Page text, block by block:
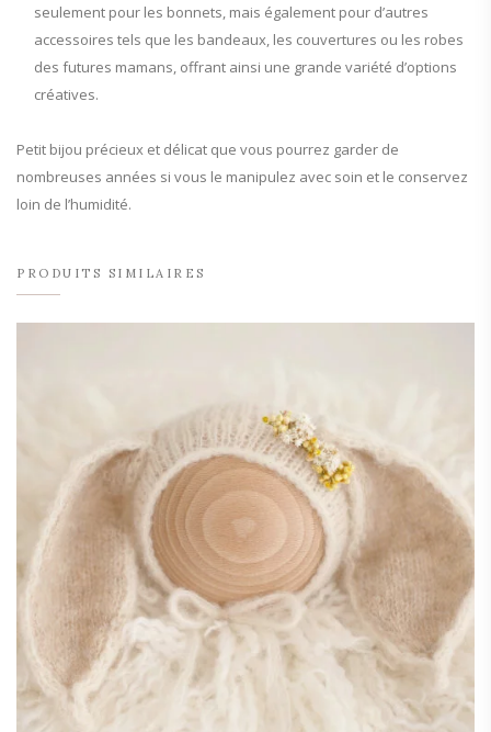
seulement pour les bonnets, mais également pour d’autres
accessoires tels que les bandeaux, les couvertures ou les robes
des futures mamans, offrant ainsi une grande variété d’options
créatives.
Petit bijou précieux et délicat que vous pourrez garder de
nombreuses années si vous le manipulez avec soin et le conservez
loin de l’humidité.
PRODUITS SIMILAIRES